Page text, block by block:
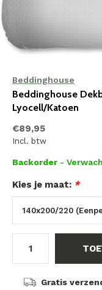
Beddinghouse
Beddinghouse
Lyocell/Katoen
€89,95
Incl. btw
Backorder -
Kies je maat: *
Gratis